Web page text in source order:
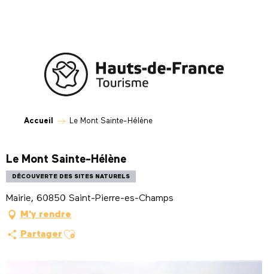
Accueil Le Mont Sainte-Hélène
Le Mont Sainte-Hélène
DÉCOUVERTE DES SITES NATURELS
Mairie, 60850 Saint-Pierre-es-Champs
M'y rendre
Partager Ajouter aux favoris